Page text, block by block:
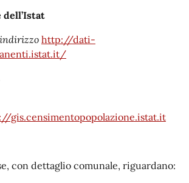
dell’Istat
http://dati-
gis.censimentopopolazione.istat.it
con dettaglio comunale, riguardano: